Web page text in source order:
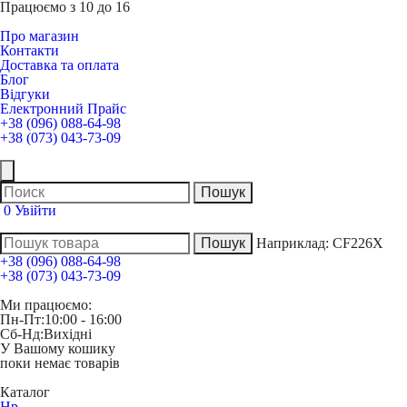
Працюємо з 10 до 16
Про магазин
Контакти
Доставка та оплата
Блог
Відгуки
Електронний Прайс
+38 (096) 088-64-98
+38 (073) 043-73-09
0 Увійти
Наприклад: CF226X
+38 (096) 088-64-98
+38 (073) 043-73-09
Ми працюємо:
Пн-Пт:10:00 - 16:00
Сб-Нд:Вихідні
У Вашому кошику
поки немає товарів
Каталог